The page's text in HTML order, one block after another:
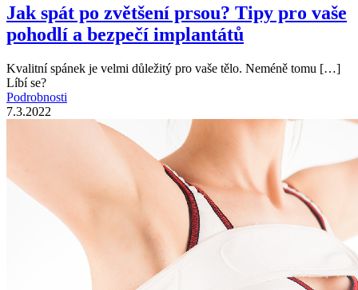
Jak spát po zvětšení prsou? Tipy pro vaše
pohodlí a bezpečí implantátů
Kvalitní spánek je velmi důležitý pro vaše tělo. Neméně tomu […]
Líbí se?
Podrobnosti
7.3.2022